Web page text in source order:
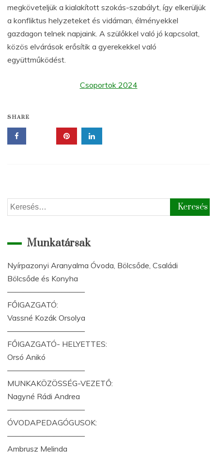
megköveteljük a kialakított szokás-szabályt, így elkerüljük
a konfliktus helyzeteket és vidáman, élményekkel
gazdagon telnek napjaink. A szülőkkel való jó kapcsolat,
közös elvárások erősítik a gyerekekkel való
együttműködést.
Csoportok 2024
SHARE
Keresés:
Munkatársak
Nyírpazonyi Aranyalma Óvoda, Bölcsőde, Családi
Bölcsőde és Konyha
——————————
FŐIGAZGATÓ:
Vassné Kozák Orsolya
——————————
FŐIGAZGATÓ- HELYETTES:
Orsó Anikó
——————————
MUNKAKÖZÖSSÉG-VEZETŐ:
Nagyné Rádi Andrea
——————————
ÓVODAPEDAGÓGUSOK:
——————————
Ambrusz Melinda